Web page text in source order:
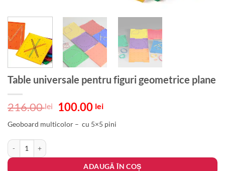
Table universale pentru figuri geometrice plane
216.00lei
Prețul
a
100.00 leiPrețul
este:
Geoboard multicolor – cu 5×5 pini
Cantitate Table universale pentru figuri geometrice plane
ADAUGĂ ÎN COȘ